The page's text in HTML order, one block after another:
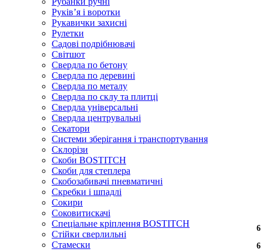
Руківʼя і воротки
Рукавички захисні
Рулетки
Садові подрібнювачі
Світшот
Свердла по бетону
Свердла по деревині
Свердла по металу
Свердла по склу та плитці
Свердла універсальні
Свердла центрувальні
Секатори
Системи зберігання і транспортування
Склорізи
Скоби BOSTITCH
Скоби для степлера
Скобозабивачі пневматичні
Скребки і шпадлі
Сокири
Соковитискачі
Спеціальне кріплення BOSTITCH
Стійки сверлильні
Стамески
6
6
6
6
6
6
6
6
6
6
6
6
6
6